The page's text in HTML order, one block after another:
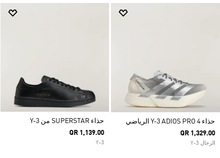
حذاء Y-3 ADIOS PRO 4 الرياضي
QR 1,329.00
الرجال Y-3
حذاء SUPERSTAR من Y-3
QR 1,139.00
Y-3